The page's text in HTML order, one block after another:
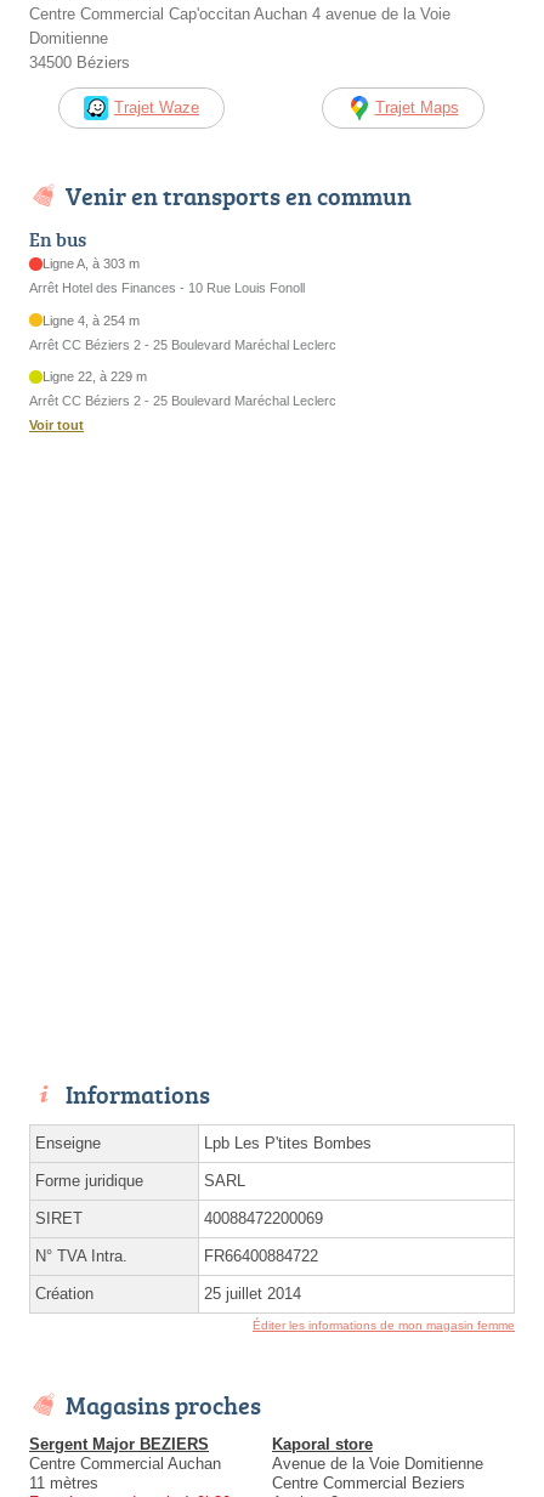
Centre Commercial Cap'occitan Auchan 4 avenue de la Voie
Domitienne
34500 Béziers
Trajet Waze Trajet Maps
Venir en transports en commun
En bus
Ligne A, à 303 m
Arrêt Hotel des Finances - 10 Rue Louis Fonoll
Ligne 4, à 254 m
Arrêt CC Béziers 2 - 25 Boulevard Maréchal Leclerc
Ligne 22, à 229 m
Arrêt CC Béziers 2 - 25 Boulevard Maréchal Leclerc
Voir tout
Informations
Enseigne Lpb Les P'tites Bombes
Forme juridique SARL
SIRET 40088472200069
N° TVA Intra. FR66400884722
Création 25 juillet 2014
Éditer les informations de mon magasin femme
Magasins proches
Sergent Major BEZIERS
Centre Commercial Auchan
11 mètres
Kaporal store
Avenue de la Voie Domitienne
Centre Commercial Beziers